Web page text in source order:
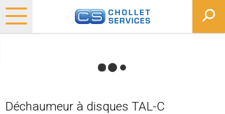
Déchaumeur à disques TAL-C